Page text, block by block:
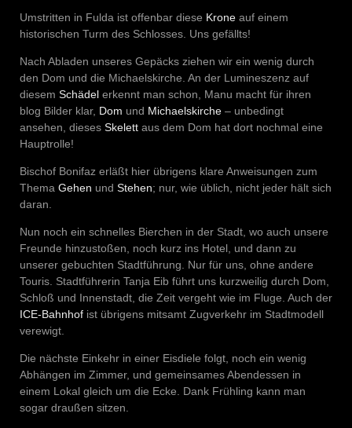
Umstritten in Fulda ist offenbar diese Krone auf einem
historischen Turm des Schlosses. Uns gefällts!
Nach Abladen unseres Gepäcks ziehen wir ein wenig durch
den Dom und die Michaelskirche. An der Lumineszenz auf
diesem Schädel erkennt man schon, Manu macht für ihren
blog Bilder klar, Dom und Michaelskirche – unbedingt
ansehen, dieses Skelett aus dem Dom hat dort nochmal eine
Hauptrolle!
Bischof Bonifaz erläßt hier übrigens klare Anweisungen zum
Thema Gehen und Stehen; nur, wie üblich, nicht jeder hält sich
daran.
Nun noch ein schnelles Bierchen in der Stadt, wo auch unsere
Freunde hinzustoßen, noch kurz ins Hotel, und dann zu
unserer gebuchten Stadtführung. Nur für uns, ohne andere
Touris. Stadtführerin Tanja Eib führt uns kurzweilig durch Dom,
Schloß und Innenstadt, die Zeit vergeht wie im Fluge. Auch der
ICE-Bahnhof ist übrigens mitsamt Zugverkehr im Stadtmodell
verewigt.
Die nächste Einkehr in einer Eisdiele folgt, noch ein wenig
Abhängen im Zimmer, und gemeinsames Abendessen in
einem Lokal gleich um die Ecke. Dank Frühling kann man
sogar draußen sitzen.